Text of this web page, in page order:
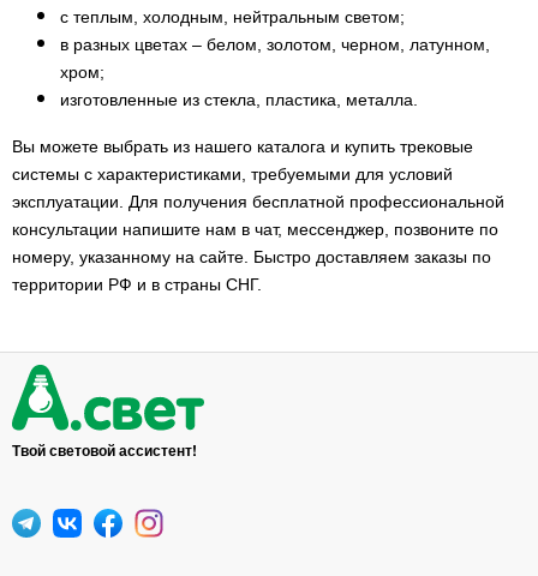
с теплым, холодным, нейтральным светом;
в разных цветах – белом, золотом, черном, латунном,
хром;
изготовленные из стекла, пластика, металла.
Вы можете выбрать из нашего каталога и купить трековые
системы с характеристиками, требуемыми для условий
эксплуатации. Для получения бесплатной профессиональной
консультации напишите нам в чат, мессенджер, позвоните по
номеру, указанному на сайте. Быстро доставляем заказы по
территории РФ и в страны СНГ.
Твой световой ассистент!